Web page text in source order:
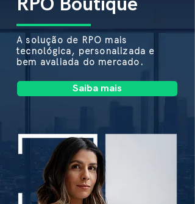
A solução de RPO mais
tecnológica, personalizada e
bem avaliada do mercado.
Saiba mais